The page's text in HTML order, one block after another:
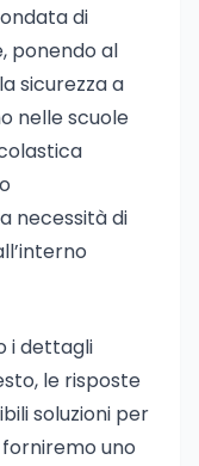
di
ponendo al
sicurezza a
nelle scuole
necessità di
i dettagli
le risposte
soluzioni per
uno